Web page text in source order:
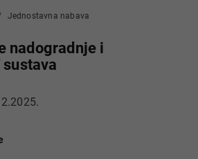
Jednostavna nabava
nadogradnje i